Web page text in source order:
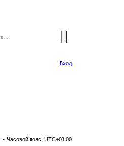
Вход
Часовой пояс: UTC+03:00